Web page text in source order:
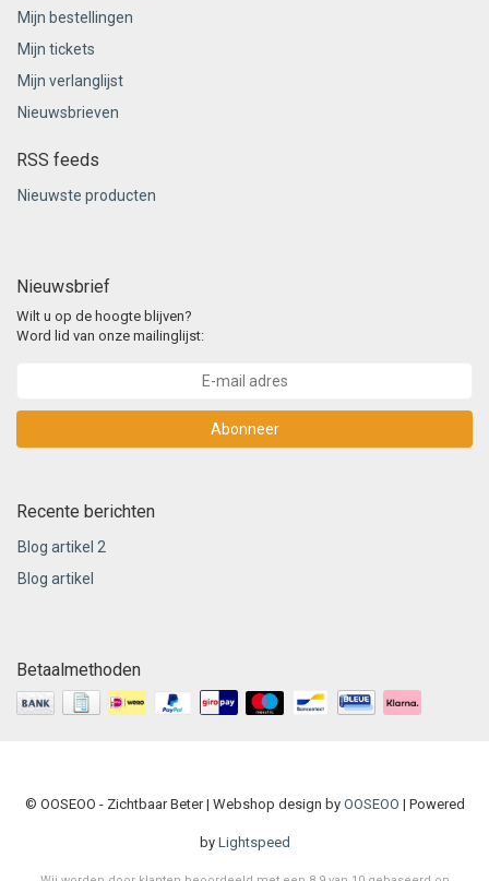
Mijn bestellingen
Mijn tickets
Mijn verlanglijst
Nieuwsbrieven
RSS feeds
Nieuwste producten
Nieuwsbrief
Wilt u op de hoogte blijven?
Word lid van onze mailinglijst:
Abonneer
Recente berichten
Blog artikel 2
Blog artikel
Betaalmethoden
© OOSEOO - Zichtbaar Beter | Webshop design by OOSEOO | Powered
by Lightspeed